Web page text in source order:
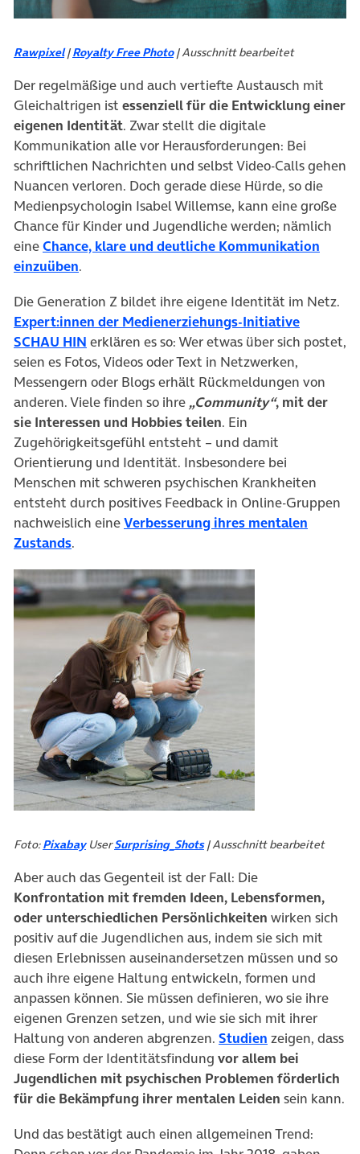
Rawpixel(öffnet in neuem Tab)
|Royalty Free Photo| Ausschnitt bearbeitet
Der regelmäßige und auch vertiefte Austausch mit
Gleichaltrigen ist essenziell für die Entwicklung einer
eigenen Identität. Zwar stellt die digitale
Kommunikation alle vor Herausforderungen: Bei
schriftlichen Nachrichten und selbst Video-Calls gehen
Nuancen verloren. Doch gerade diese Hürde, so die
Medienpsychologin Isabel Willemse, kann eine große
Chance für Kinder und Jugendliche werden; nämlich
eineChance, klare und deutliche Kommunikation
einzuüben(öffnet in neuem Tab)
.
Die Generation Z bildet ihre eigene Identität im Netz.
Expert:innen der Medienerziehungs-Initiative
SCHAU HIN (öffnet in neuem Tab)
erklären es so: Wer etwas über sich postet,
seien es Fotos, Videos oder Text in Netzwerken,
Messengern oder Blogs erhält Rückmeldungen von
anderen. Viele finden so ihre „Community“, mit der
sie Interessen und Hobbies teilen. Ein
Zugehörigkeitsgefühl entsteht – und damit
Orientierung und Identität. Insbesondere bei
Menschen mit schweren psychischen Krankheiten
entsteht durch positives Feedback in Online-Gruppen
nachweislich eineVerbesserung ihres mentalen
Zustands(öffnet in neuem Tab)
.
Foto:Pixabay(öffnet in neuem Tab)
UserSurprising_Shots| Ausschnitt bearbeitet
Aber auch das Gegenteil ist der Fall: Die
Konfrontation mit fremden Ideen, Lebensformen,
oder unterschiedlichen Persönlichkeiten wirken sich
positiv auf die Jugendlichen aus, indem sie sich mit
diesen Erlebnissen auseinandersetzen müssen und so
auch ihre eigene Haltung entwickeln, formen und
anpassen können. Sie müssen definieren, wo sie ihre
eigenen Grenzen setzen, und wie sie sich mit ihrer
Haltung von anderen abgrenzen. Studien (öffnet in
zeigen, dass
diese Form der Identitätsfindung vor allem bei
Jugendlichen mit psychischen Problemen förderlich
für die Bekämpfung ihrer mentalen Leiden sein kann.
Und das bestätigt auch einen allgemeinen Trend: